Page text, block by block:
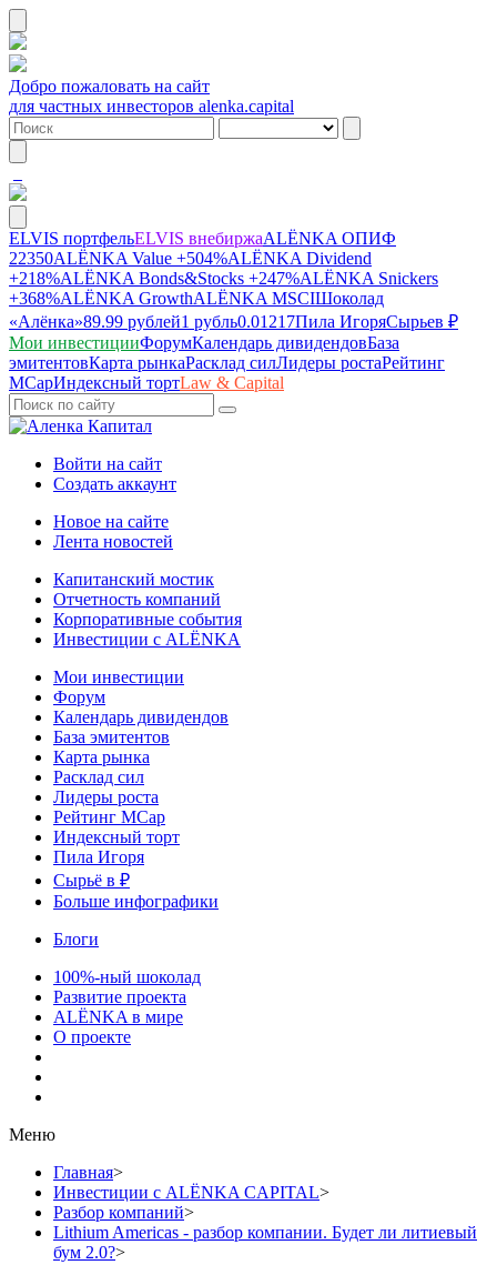
Добро пожаловать на сайт
для частных инвесторов alenka.capital
ELVIS портфельELVIS внебиржаALЁNKA ОПИФ
22350ALЁNKA Value +504%ALЁNKA Dividend
+218%ALЁNKA Bonds&Stocks +247%ALЁNKA Snickers
+368%ALЁNKA GrowthALЁNKA MSCIШоколад
«Алёнка»89.99 рублей1 рубль0.01217Пила ИгоряСырьев ₽
Мои инвестицииФорумКалендарь дивидендовБаза
эмитентовКарта рынкаРасклад силЛидеры ростаРейтинг
MCapИндексный тортLaw & Capital
Войти на сайт
Создать аккаунт
Новое на сайте
Лента новостей
Капитанский мостик
Отчетность компаний
Корпоративные события
Инвестиции с ALЁNKA
Мои инвестиции
Форум
Календарь дивидендов
База эмитентов
Карта рынка
Расклад сил
Лидеры роста
Рейтинг MCap
Индексный торт
Пила Игоря
Сырьё в ₽
Больше инфографики
Блоги
100%-ный шоколад
Развитие проекта
ALЁNKA в мире
О проекте
Меню
Главная>
Инвестиции с ALЁNKA CAPITAL>
Разбор компаний>
Lithium Americas - разбор компании. Будет ли литиевый
бум 2.0?>